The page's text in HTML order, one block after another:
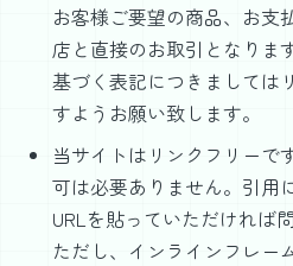
お客様ご要望の商品、お支
店と直接のお取引となりま
基づく表記につきましては
すようお願い致します。
当サイトはリンクフリーで
可は必要ありません。引用
URLを貼っていただければ
ただし、インラインフレー